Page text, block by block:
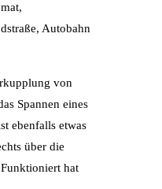
Autobahn
von
Spannen eines
ebenfalls etwas
über die
hat